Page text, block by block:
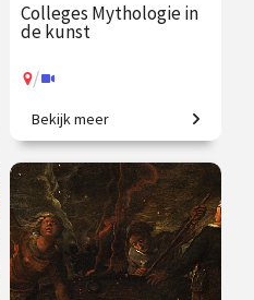
Colleges Mythologie in
de kunst
/
Griekse en Romeinse goden
bewijzen hun
onsterfelijkheid.
€ 345.00
vanaf 22
sep.
/ Op locatie of online
Bekijk meer